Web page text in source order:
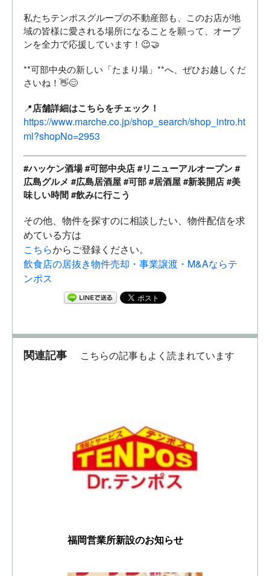
私たちテンポスグループの不動産部も、このお店が地
域の皆様に愛される場所になることを願って、オープ
ンを全力で応援しています！😉🤝
**可部中央の新しい「たまり場」**へ、ぜひお越しくだ
さいね！👋😊
📍店舗詳細はこちらをチェック！
https://www.marche.co.jp/shop_search/shop_intro.ht
ml?shopNo=2953
#ハッケン酒場 #可部中央店 #リニューアルオープン #
広島グルメ #広島居酒屋 #可部 #居酒屋 #新装開店 #美
味しい時間 #飲みに行こう
その他、物件を探すのに相談したい、物件配信を求
めている方は
こちらからご登録ください。
飲食店の居抜き物件売却・事業譲渡・M&Aならテ
ンポス
関連記事 こちらの記事もよく読まれています
福岡営業所新設のお知らせ